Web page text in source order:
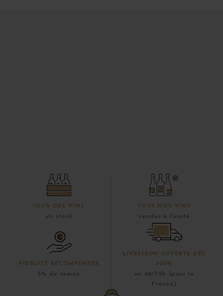
100% DES VINS
en stock
TOUS NOS VINS
vendus à l'unité
FIDÉLITÉ RÉCOMPENSÉE
5% de remise
LIVRAISON OFFERTE DÈS
300€
en 48/72h (pour la
France)